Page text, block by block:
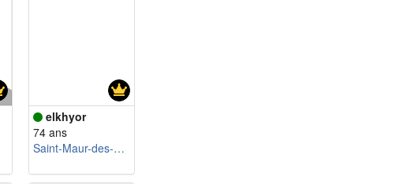
elkhyor
74 ans
Saint-Maur-des-Fossés